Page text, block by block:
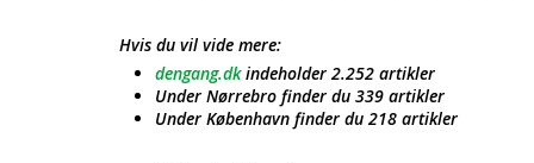
Hvis du vil vide mere:
dengang.dkindeholder 2.252 artikler
Under Nørrebro finder du 339 artikler
Under København finder du 218 artikler